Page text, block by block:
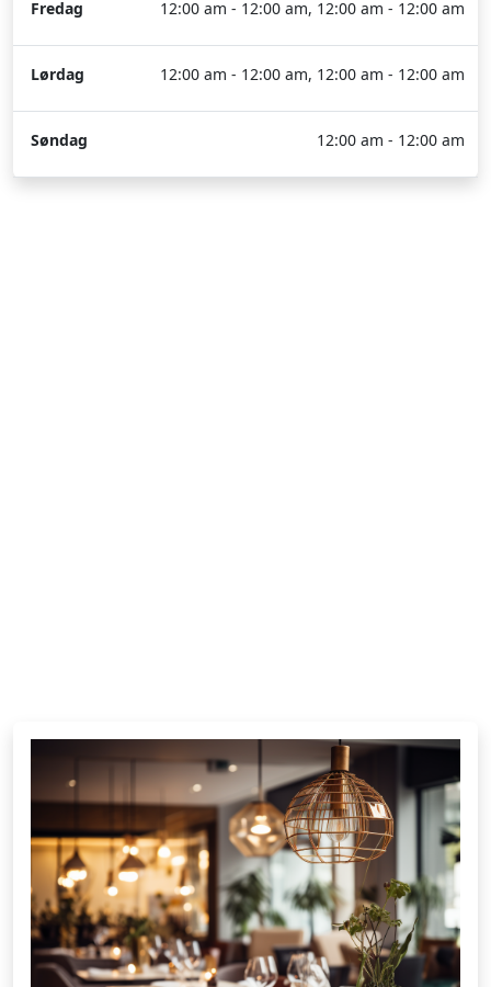
Fredag 12:00 am - 12:00 am, 12:00 am - 12:00 am
Lørdag 12:00 am - 12:00 am, 12:00 am - 12:00 am
Søndag 12:00 am - 12:00 am